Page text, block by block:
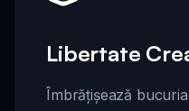
Libertate
Îmbrățișează